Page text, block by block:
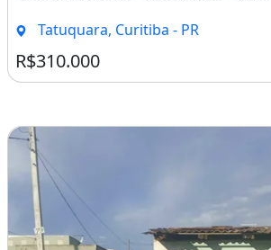
Tatuquara, Curitiba - PR
R$310.000